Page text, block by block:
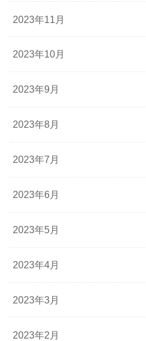
2023年11月
2023年10月
2023年9月
2023年8月
2023年7月
2023年6月
2023年5月
2023年4月
2023年3月
2023年2月